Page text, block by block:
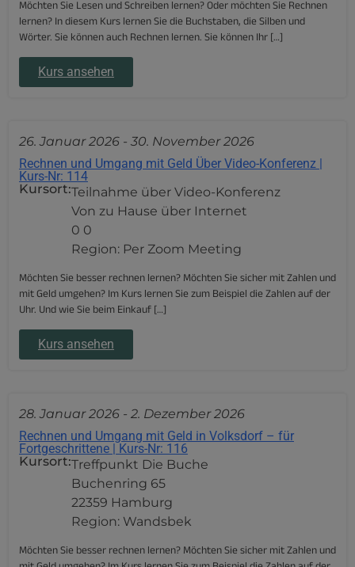
Möchten Sie Lesen und Schreiben lernen? Oder möchten Sie Rechnen
lernen? In diesem Kurs lernen Sie die Buchstaben, die Silben und
Wörter. Sie können auch Rechnen lernen. Sie können Ihr […]
Kurs ansehen
26. Januar 2026 - 30. November 2026
Rechnen und Umgang mit Geld Über Video-Konferenz |
Kurs-Nr: 114
Kursort:Teilnahme über Video-Konferenz
Von zu Hause über Internet
0 0
Region: Per Zoom Meeting
Möchten Sie besser rechnen lernen? Möchten Sie sicher mit Zahlen und
mit Geld umgehen? Im Kurs lernen Sie zum Beispiel die Zahlen auf der
Uhr. Und wie Sie beim Einkauf […]
Kurs ansehen
28. Januar 2026 - 2. Dezember 2026
Rechnen und Umgang mit Geld in Volksdorf – für
Fortgeschrittene | Kurs-Nr: 116
Kursort:Treffpunkt Die Buche
Buchenring 65
22359 Hamburg
Region: Wandsbek
Möchten Sie besser rechnen lernen? Möchten Sie sicher mit Zahlen und